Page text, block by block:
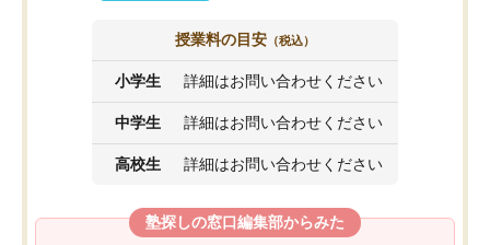
授業料の目安 （税込）
小学生 詳細はお問い合わせください
中学生 詳細はお問い合わせください
高校生 詳細はお問い合わせください
塾探しの窓口編集部からみた